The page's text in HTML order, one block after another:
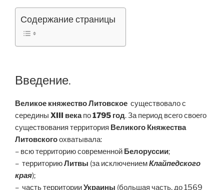
Содержание страницы
Введение.
Великое княжество Литовское существовало с
середины XIII векапо1795 год. За период всего своего
существования территория Великого Княжества
Литовскогоохватывала:
– всю территорию современной Белоруссии;
– территориюЛитвы (за исключениемКлайпедского
края);
– часть территорииУкраины (большая часть, до 1569